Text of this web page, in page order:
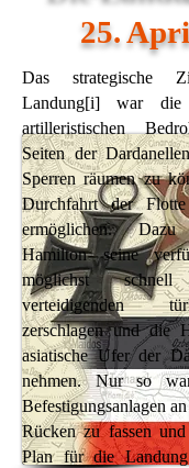
25.
Das strategische
Landung[i] war die
artilleristischen
Seiten der
Sperren räumen zu
Durchfahrt der
ermöglichen.
Hamilton seine
möglichst
verteidigenden
zerschlagen und die
asiatische Ufer der
nehmen. Nur so
Befestigungsanlagen
Rücken zu fassen
Plan für die